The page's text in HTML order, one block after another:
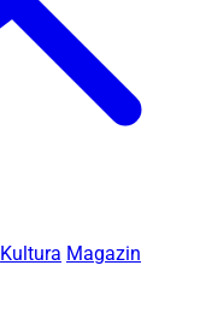
Kultura Magazin